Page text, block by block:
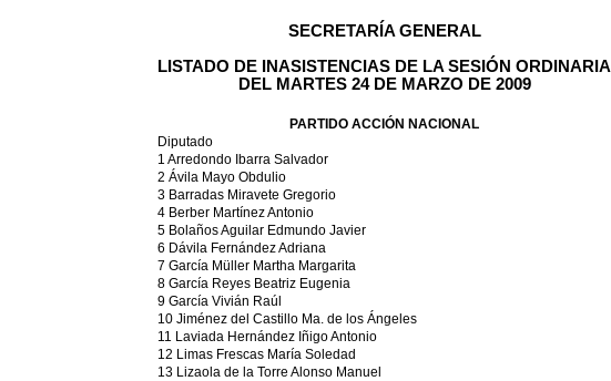
SECRETARÍA GENERAL
LISTADO DE INASISTENCIAS DE LA SESIÓN ORDINARIA
DEL MARTES 24 DE MARZO DE 2009
PARTIDO ACCIÓN NACIONAL
Diputado
1 Arredondo Ibarra Salvador
2 Ávila Mayo Obdulio
3 Barradas Miravete Gregorio
4 Berber Martínez Antonio
5 Bolaños Aguilar Edmundo Javier
6 Dávila Fernández Adriana
7 García Müller Martha Margarita
8 García Reyes Beatriz Eugenia
9 García Vivián Raúl
10 Jiménez del Castillo Ma. de los Ángeles
11 Laviada Hernández Iñigo Antonio
12 Limas Frescas María Soledad
13 Lizaola de la Torre Alonso Manuel